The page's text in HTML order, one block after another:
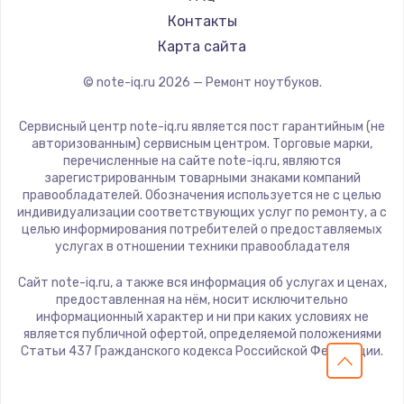
Заказать
Замена камеры ноутбука
950 руб.
Замена петель
1050 руб.
Заказать
800 руб.
Заказать
LG
Panasonic
ZTE
Hiper
Evga
Google
Echips
Predator
iru
Machenike
Контакты
Карта сайта
© note-iq.ru 2026 — Ремонт ноутбуков.
Сервисный центр note-iq.ru является пост гарантийным (не
авторизованным) сервисным центром. Торговые марки,
перечисленные на сайте note-iq.ru, являются
зарегистрированным товарными знаками компаний
правообладателей. Обозначения используется не с целью
индивидуализации соответствующих услуг по ремонту, а с
целью информирования потребителей о предоставляемых
услугах в отношении техники правообладателя
Сайт note-iq.ru, а также вся информация об услугах и ценах,
предоставленная на нём, носит исключительно
информационный характер и ни при каких условиях не
является публичной офертой, определяемой положениями
Статьи 437 Гражданского кодекса Российской Федерации.